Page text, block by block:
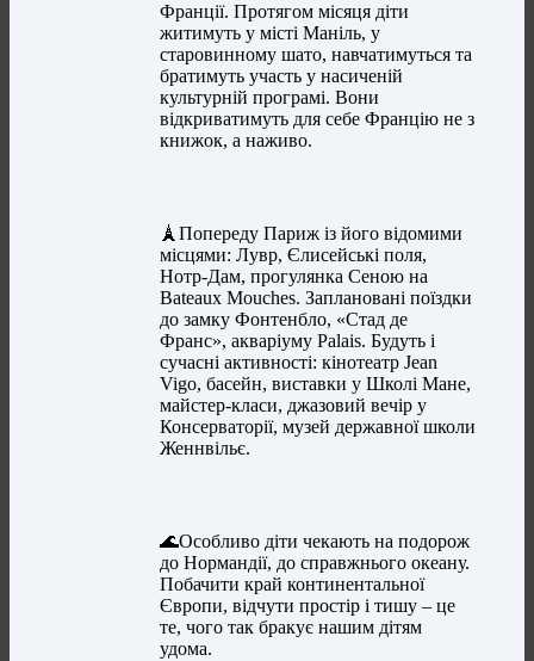
Франції. Протягом місяця діти
житимуть у місті Маніль, у
старовинному шато, навчатимуться та
братимуть участь у насиченій
культурній програмі. Вони
відкриватимуть для себе Францію не з
книжок, а наживо.
🗼Попереду Париж із його відомими
місцями: Лувр, Єлисейські поля,
Нотр-Дам, прогулянка Сеною на
Bateaux Mouches. Заплановані поїздки
до замку Фонтенбло, «Стад де
Франс», акваріуму Palais. Будуть і
сучасні активності: кінотеатр Jean
Vigo, басейн, виставки у Школі Мане,
майстер-класи, джазовий вечір у
Консерваторії, музей державної школи
Женнвільє.
🌊Особливо діти чекають на подорож
до Нормандії, до справжнього океану.
Побачити край континентальної
Європи, відчути простір і тишу – це
те, чого так бракує нашим дітям
удома.